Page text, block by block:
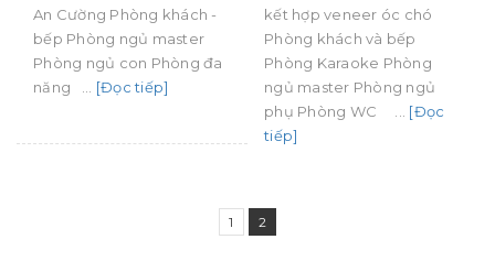
An Cường Phòng khách -
bếp Phòng ngủ master
Phòng ngủ con Phòng đa
năng ... [Đọc tiếp]
kết hợp veneer óc chó
Phòng khách và bếp
Phòng Karaoke Phòng
ngủ master Phòng ngủ
phụ Phòng WC ... [Đọc
tiếp]
1 2